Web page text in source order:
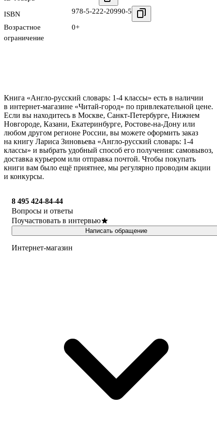
ISBN 978-5-222-20990-5
Возрастное
ограничение
0+
Книга «Англо-русский словарь: 1-4 классы» есть в наличии
в интернет-магазине «Читай-город» по привлекательной цене.
Если вы находитесь в Москве, Санкт-Петербурге, Нижнем
Новгороде, Казани, Екатеринбурге, Ростове-на-Дону или
любом другом регионе России, вы можете оформить заказ
на книгу Лариса Зиновьева «Англо-русский словарь: 1-4
классы» и выбрать удобный способ его получения: самовывоз,
доставка курьером или отправка почтой. Чтобы покупать
книги вам было ещё приятнее, мы регулярно проводим акции
и конкурсы.
8 495 424-84-44
Вопросы и ответы
Поучаствовать в интервью
Написать обращение
Интернет-магазин